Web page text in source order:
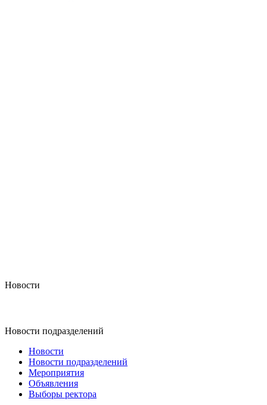
Новости
Новости подразделений
Новости
Новости подразделений
Мероприятия
Объявления
Выборы ректора